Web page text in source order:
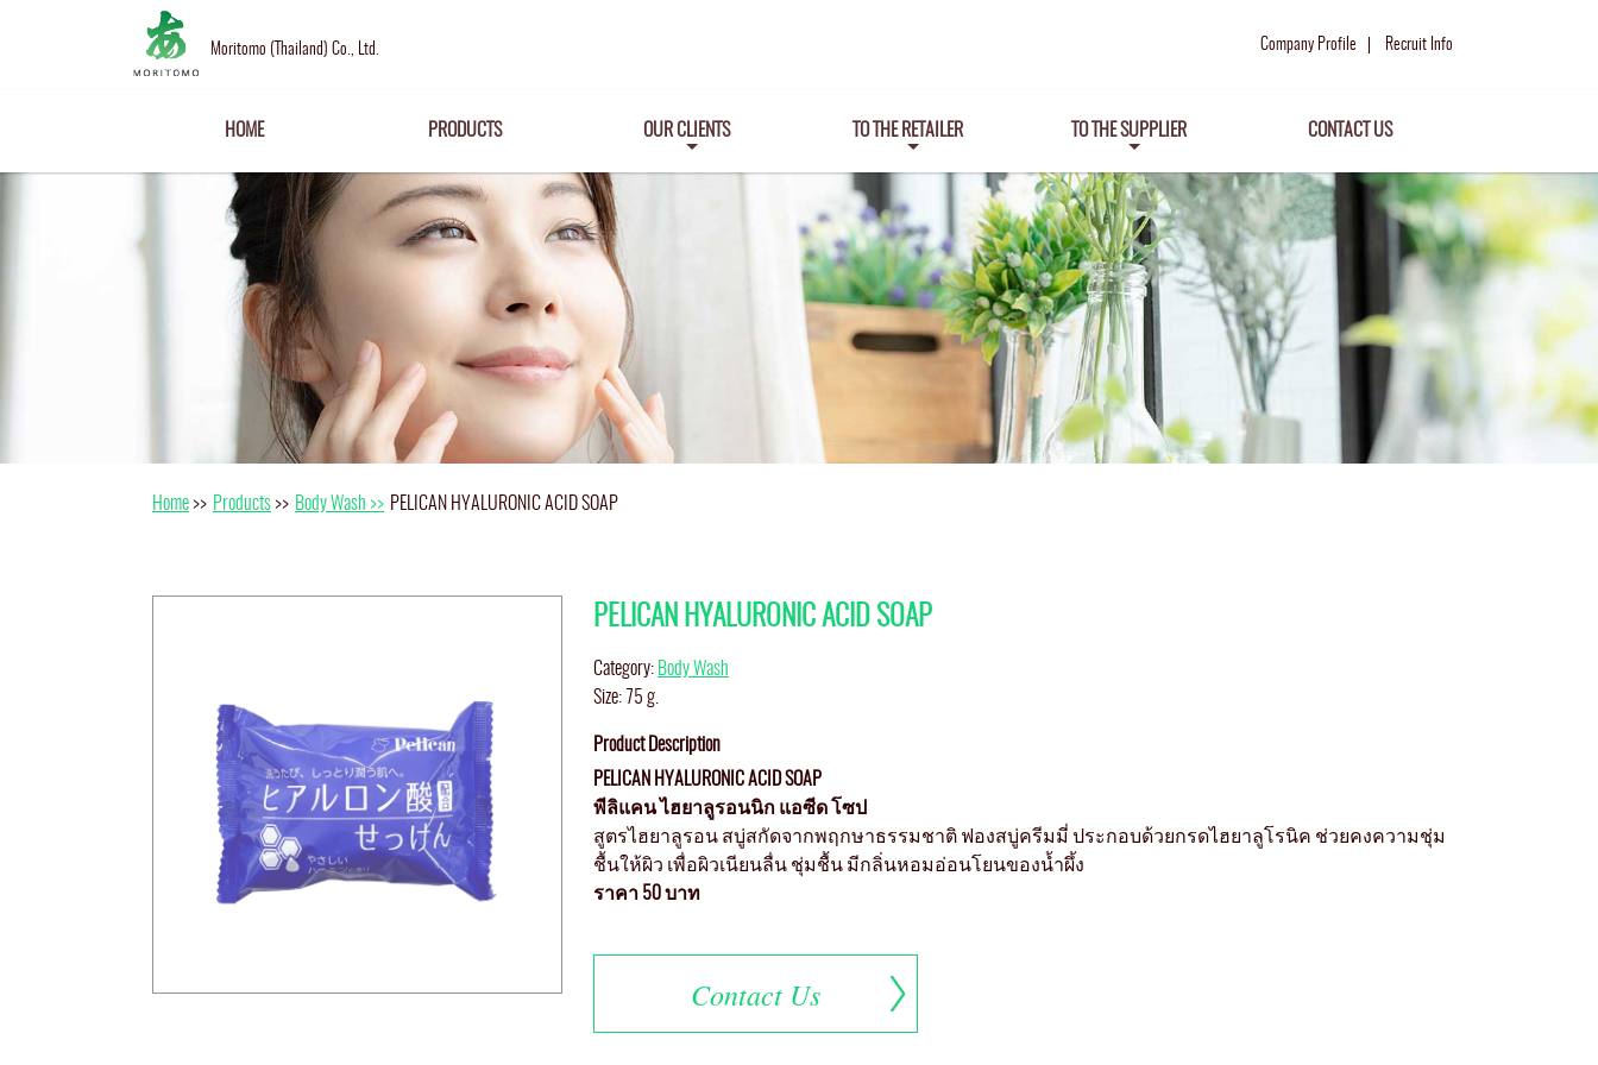
Moritomo (Thailand) Co., Ltd. Company Profile Recruit Info
HOME PRODUCTS OUR CLIENTS TO THE RETAILER TO THE SUPPLIER CONTACT US
Home >> Products >> Body Wash >> PELICAN HYALURONIC ACID SOAP
PELICAN HYALURONIC ACID SOAP
Category: Body Wash
Size: 75 g.
Product Description
PELICAN HYALURONIC ACID SOAP
พีลิแคน ไฮยาลูรอนนิก แอซีด โซป
สูตรไฮยาลูรอน สบู่สกัดจากพฤกษาธรรมชาติ ฟองสบู่ครีมมี่ ประกอบด้วยกรดไฮยาลูโรนิค ช่วยคงความชุ่ม
ชื้นให้ผิว เพื่อผิวเนียนลื่น ชุ่มชื้น มีกลิ่นหอมอ่อนโยนของน้ำผึ้ง
ราคา 50 บาท
Contact Us